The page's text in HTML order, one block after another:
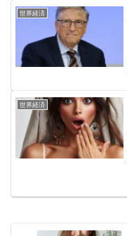
世界経済
世界経済